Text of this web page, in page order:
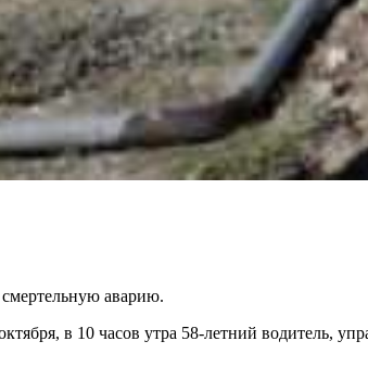
аварию.
в 10 часов утра 58-летний водитель,